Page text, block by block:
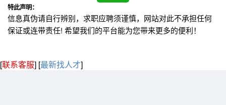
特此声明：
信息真伪请自行辨别，求职应聘须谨慎，网站对此不承担任何
保证或连带责任! 希望我们的平台能为您带来更多的便利！
[联系客服] [最新找人才]